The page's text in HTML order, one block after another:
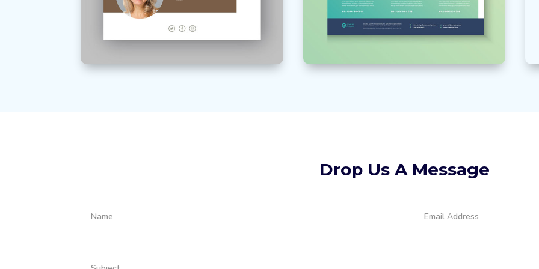
Marketing
Drop Us A Message